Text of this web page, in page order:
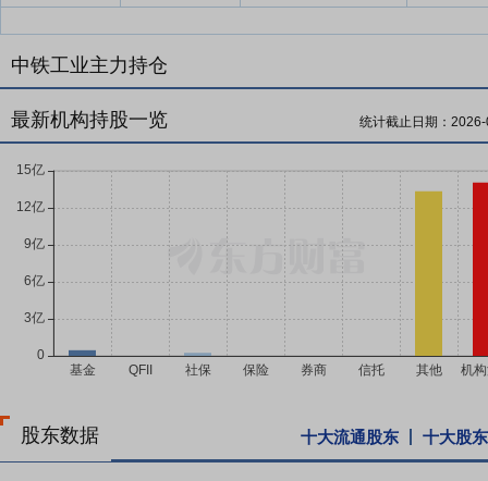
中铁工业主力持仓
最新机构持股一览 统计截止日期：
股东数据 十大流通股东 十大股东